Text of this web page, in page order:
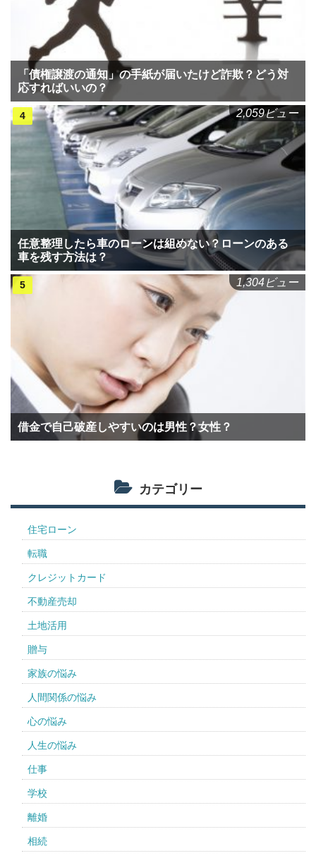
「債権譲渡の通知」の手紙が届いたけど詐欺？どう対
応すればいいの？
任意整理したら車のローンは組めない？ローンのある
車を残す方法は？
2,059ビュー
借金で自己破産しやすいのは男性？女性？
1,304ビュー
カテゴリー
住宅ローン
転職
クレジットカード
不動産売却
土地活用
贈与
家族の悩み
人間関係の悩み
心の悩み
人生の悩み
仕事
学校
離婚
相続